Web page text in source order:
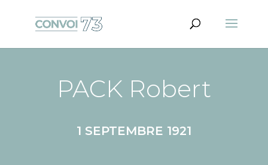
PACK Robert
1 SEPTEMBRE 1921